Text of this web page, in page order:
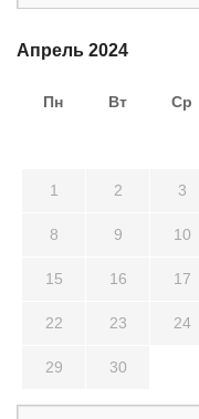
Апрель 2024
Пн Вт Ср
1 2 3
8 9 10
15 16 17
22 23 24
29 30